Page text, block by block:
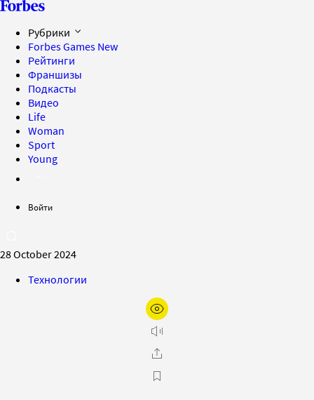
Рубрики
Forbes Games New
Рейтинги
Франшизы
Подкасты
Видео
Life
Woman
Sport
Young
Войти
28 October 2024
Технологии